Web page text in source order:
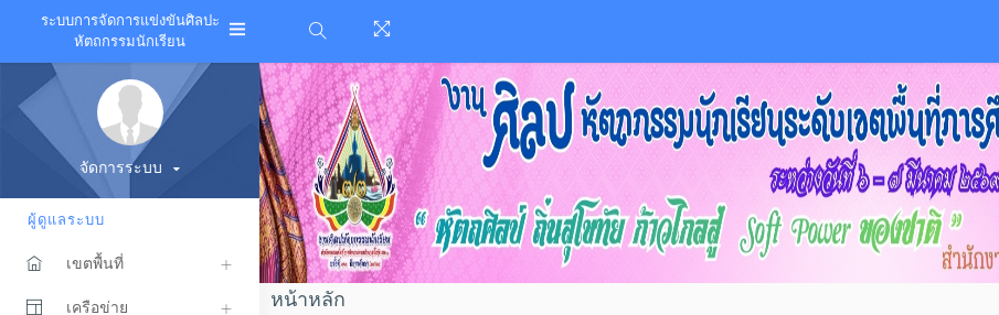
ระบบการจัดการแข่งขันศิลปะ
หัตถกรรมนักเรียน
จัดการระบบ
ผู้ดูแลระบบ
เขตพื้นที่
เครือข่าย
หน้าหลัก